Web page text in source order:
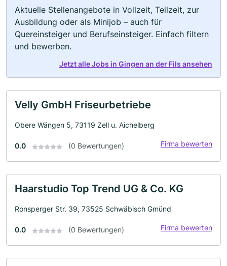
Aktuelle Stellenangebote in Vollzeit, Teilzeit, zur
Ausbildung oder als Minijob – auch für
Quereinsteiger und Berufseinsteiger. Einfach filtern
und bewerben.
Jetzt alle Jobs in Gingen an der Fils ansehen
Velly GmbH Friseurbetriebe
Obere Wängen 5, 73119 Zell u. Aichelberg
0.0 (0 Bewertungen) Firma bewerten
Haarstudio Top Trend UG & Co. KG
Ronsperger Str. 39, 73525 Schwäbisch Gmünd
0.0 (0 Bewertungen) Firma bewerten